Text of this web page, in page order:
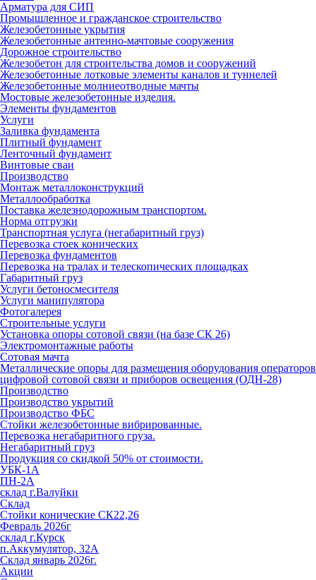
Арматура для СИП
Промышленное и гражданское строительство
Железобетонные укрытия
Железобетонные антенно-мачтовые сооружения
Дорожное строительство
Железобетон для строительства домов и сооружений
Железобетонные лотковые элементы каналов и туннелей
Железобетонные молниеотводные мачты
Мостовые железобетонные изделия.
Элементы фундаментов
Услуги
Заливка фундамента
Плитный фундамент
Ленточный фундамент
Винтовые сваи
Производство
Монтаж металлоконструкций
Металлообработка
Поставка железнодорожным транспортом.
Норма отгрузки
Транспортная услуга (негабаритный груз)
Перевозка стоек конических
Перевозка фундаментов
Перевозка на тралах и телескопических площадках
Габаритный груз
Услуги бетоносмесителя
Услуги манипулятора
Фотогалерея
Строительные услуги
Установка опоры сотовой связи (на базе СК 26)
Электромонтажные работы
Сотовая мачта
Металлические опоры для размещения оборудования операторов
цифровой сотовой связи и приборов освещения (ОДН-28)
Производство
Производство укрытий
Производство ФБС
Стойки железобетонные вибрированные.
Перевозка негабаритного груза.
Негабаритный груз
Продукция со скидкой 50% от стоимости.
УБК-1А
ПН-2А
склад г.Валуйки
Склад
Стойки конические СК22,26
Февраль 2026г
склад г.Курск
п.Аккумулятор, 32А
Склад январь 2026г.
Акции